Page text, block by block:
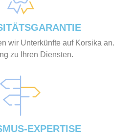
wir Unterkünfte auf Korsika an.
zu Ihren Diensten.
EXPERTISE